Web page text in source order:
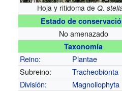
Hoja y ritidoma deQ.
Estado de
No amenazado
Taxonomía
Reino:
Plantae
Subreino:
Tracheobionta
División:
Magnoliophyta